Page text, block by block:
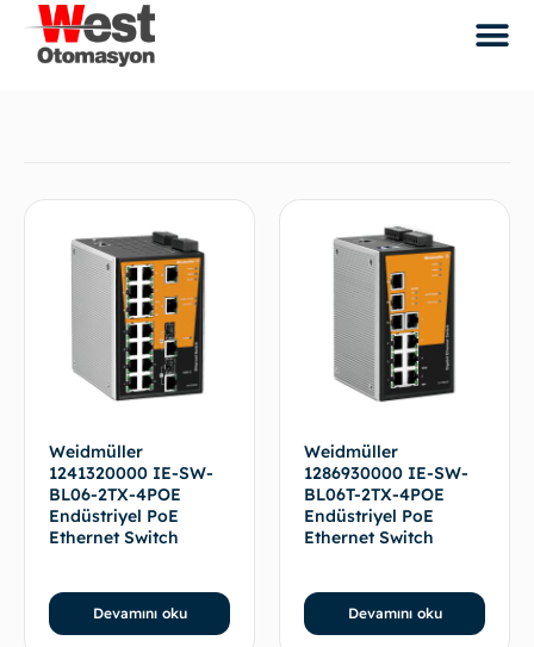
Weidmüller
1241320000 IE-SW-
BL06-2TX-4POE
Endüstriyel PoE
Ethernet Switch
Devamını oku
Weidmüller
1286930000 IE-SW-
BL06T-2TX-4POE
Endüstriyel PoE
Ethernet Switch
Devamını oku